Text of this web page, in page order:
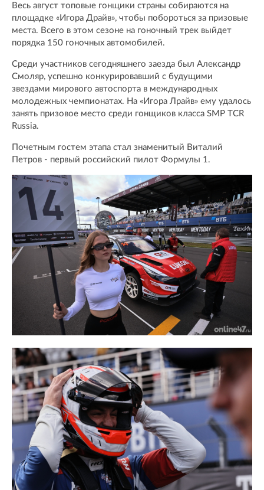
Весь август топовые гонщики страны собираются на
площадке «Игора Драйв», чтобы побороться за призовые
места. Всего в этом сезоне на гоночный трек выйдет
порядка 150 гоночных автомобилей.
Среди участников сегодняшнего заезда был Александр
Смоляр, успешно конкурировавший с будущими
звездами мирового автоспорта в международных
молодежных чемпионатах. На «Игора Лрайв» ему удалось
занять призовое место среди гонщиков класса SMP TCR
Russia.
Почетным гостем этапа стал знаменитый Виталий
Петров - первый российский пилот Формулы 1.